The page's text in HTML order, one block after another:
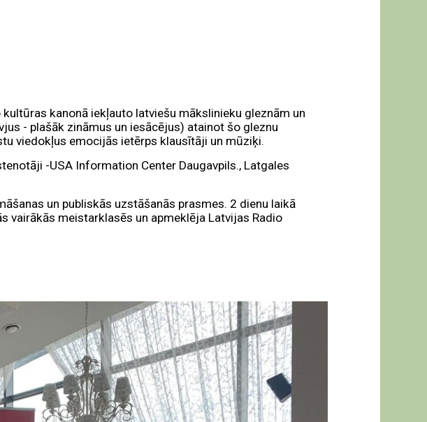
kanonā iekļauto latviešu mākslinieku gleznām un
- plašāk zināmus un iesācējus) atainot šo gleznu
viedokļus emocijās ietērps klausītāji un mūziķi.
-USA Information Center Daugavpils., Latgales
un publiskās uzstāšanās prasmes. 2 dienu laikā
vairākās meistarklasēs un apmeklēja Latvijas Radio